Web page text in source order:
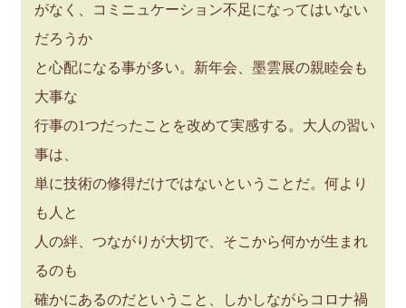
がなく、コミニュケーション不足になってはいない
だろうか
と心配になる事が多い。新年会、墨雲展の親睦会も
大事な
行事の1つだったことを改めて実感する。大人の習い
事は、
単に技術の修得だけではないということだ。何より
も人と
人の絆、つながりが大切で、そこから何かが生まれ
るのも
確かにあるのだということ、しかしながらコロナ禍